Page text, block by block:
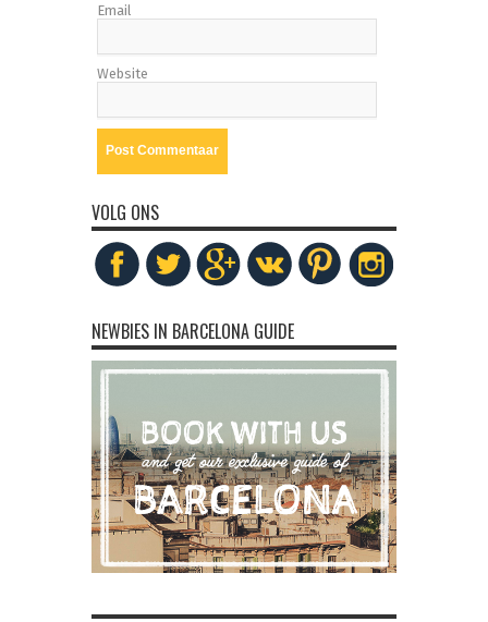
Email
Website
VOLG ONS
NEWBIES IN BARCELONA GUIDE